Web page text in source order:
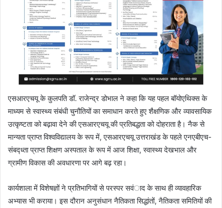
एसआरएचयू के कुलपति डॉ. राजेन्द्र डोभाल ने कहा कि यह पहल बॉयोएथिक्स के
माध्यम से स्वास्थ्य संबंधी चुनौतियों का समाधान करते हुए शैक्षणिक और व्यावसायिक
उत्कृष्टता को बढ़ावा देने की एसआरएचयू की प्रतिबद्धता को दोहराता है। नैक से
मान्यता प्राप्त विश्वविद्यालय के रूप में, एसआरएचयू उत्तराखंड के पहले एनएबीएच-
संबद्ध्ता प्राप्त शिक्षण अस्पताल के रूप में आज शिक्षा, स्वास्थ्य देखभाल और
ग्रामीण विकास की अवधारणा पर आगे बढ़ रहा।
कार्यशाला में विशेषज्ञों ने प्रतिभागियों से परस्पर सवंाद के साथ ही व्यावहारिक
अभ्यास भी कराया। इस दौरान अनुसंधान नैतिकता सिद्धांतों, नैतिकता समितियों की